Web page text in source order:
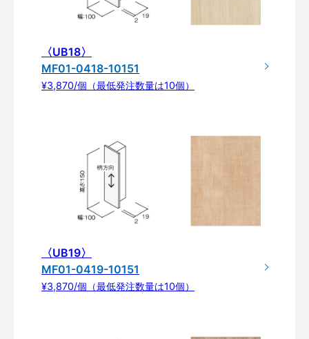
〈UB18〉
MF01-0418-10151
¥3,870/個（最低発注数量は10個）
〈UB19〉
MF01-0419-10151
¥3,870/個（最低発注数量は10個）